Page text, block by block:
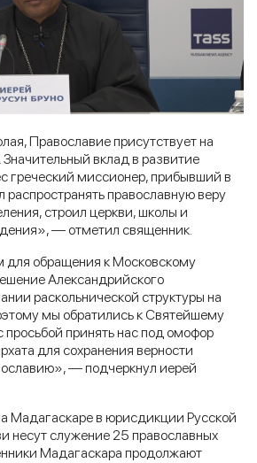
Православие присутствует на
вклад в развитие
греческий миссионер, прибывший в
православную веру
строил церкви, школы и
— отметил священник.
обращения к Московскому
Александрийского
раскольнической структуры на
мы обратились к Святейшему
просьбой принять нас под омофор
для сохранения верности
— подчеркнул иерей
Мадагаскаре в юрисдикции Русской
несут служение 25 православных
Мадагаскара продолжают